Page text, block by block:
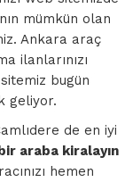
mümkün olan
Ankara araç
ilanlarınızı
bugün
geliyor.
de en iyi
araba kiralayın
hemen